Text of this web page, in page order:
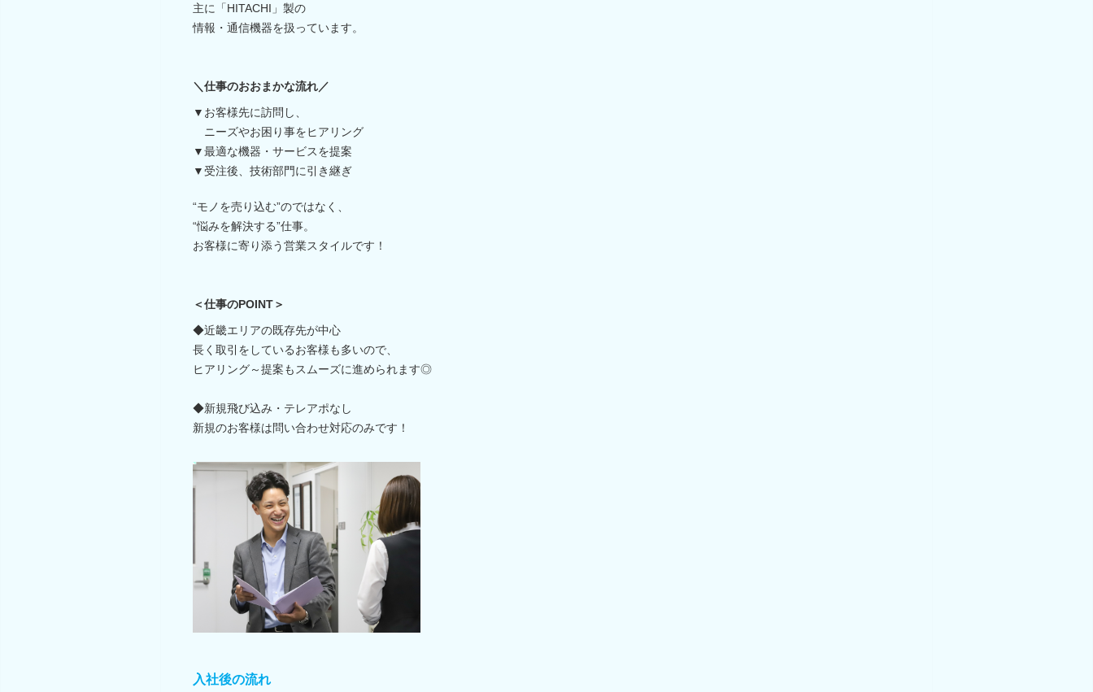
主に「HITACHI」製の
情報・通信機器を扱っています。
＼仕事のおおまかな流れ／
▼お客様先に訪問し、
ニーズやお困り事をヒアリング
▼最適な機器・サービスを提案
▼受注後、技術部門に引き継ぎ
“モノを売り込む”のではなく、
“悩みを解決する”仕事。
お客様に寄り添う営業スタイルです！
＜仕事のPOINT＞
◆近畿エリアの既存先が中心
長く取引をしているお客様も多いので、
ヒアリング～提案もスムーズに進められます◎
◆新規飛び込み・テレアポなし
新規のお客様は問い合わせ対応のみです！
入社後の流れ